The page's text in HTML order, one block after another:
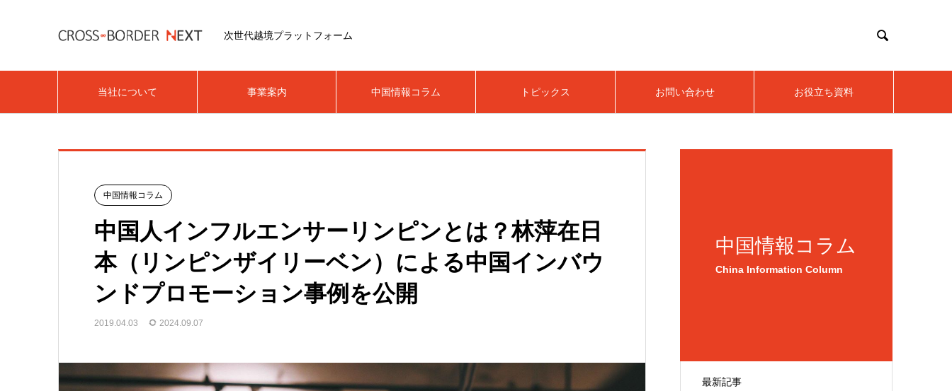
次世代越境プラットフォーム 
当社について 事業案内 中国情報コラム トピックス お問い合わせ お役立ち資料
中国情報コラム
China Information Column
最新記事
中国情報コラム
中国人インフルエンサーリンピンとは？林萍在日
本（リンピンザイリーベン）による中国インバウ
ンドプロモーション事例を公開
2019.04.03 2024.09.07